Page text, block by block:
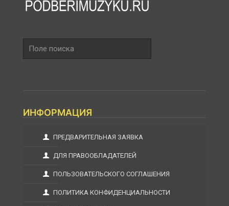
поиска
ИНФОРМАЦИЯ
ПРЕДВАРИТЕЛЬНАЯ ЗАЯВКА
ДЛЯ ПРАВООБЛАДАТЕЛЕЙ
ПОЛЬЗОВАТЕЛЬСКОГО СОГЛАШЕНИЯ
ПОЛИТИКА КОНФИДЕНЦИАЛЬНОСТИ